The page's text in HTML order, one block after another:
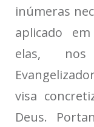
inúmeras
aplicado
elas,
visa
Deus.